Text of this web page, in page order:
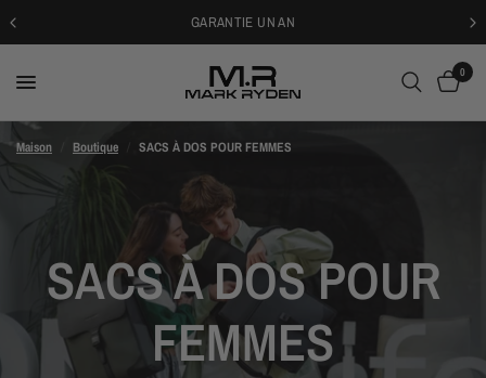
GARANTIE UN AN
0
Maison Boutique SACS À DOS POUR FEMMES
SACS À DOS POUR
FEMMES